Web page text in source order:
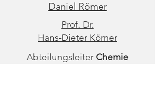
Daniel Römer
Prof. Dr.
Hans-Dieter Körner
Abteilungsleiter Chemie